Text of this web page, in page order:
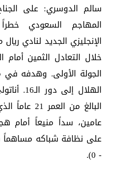
سالم الدوسري: على
المهاجم السعودي
الإنجليزي الجديد لنادي
الهلال
البالغ من
عامين، سداً منيعاً أمام
- 0).